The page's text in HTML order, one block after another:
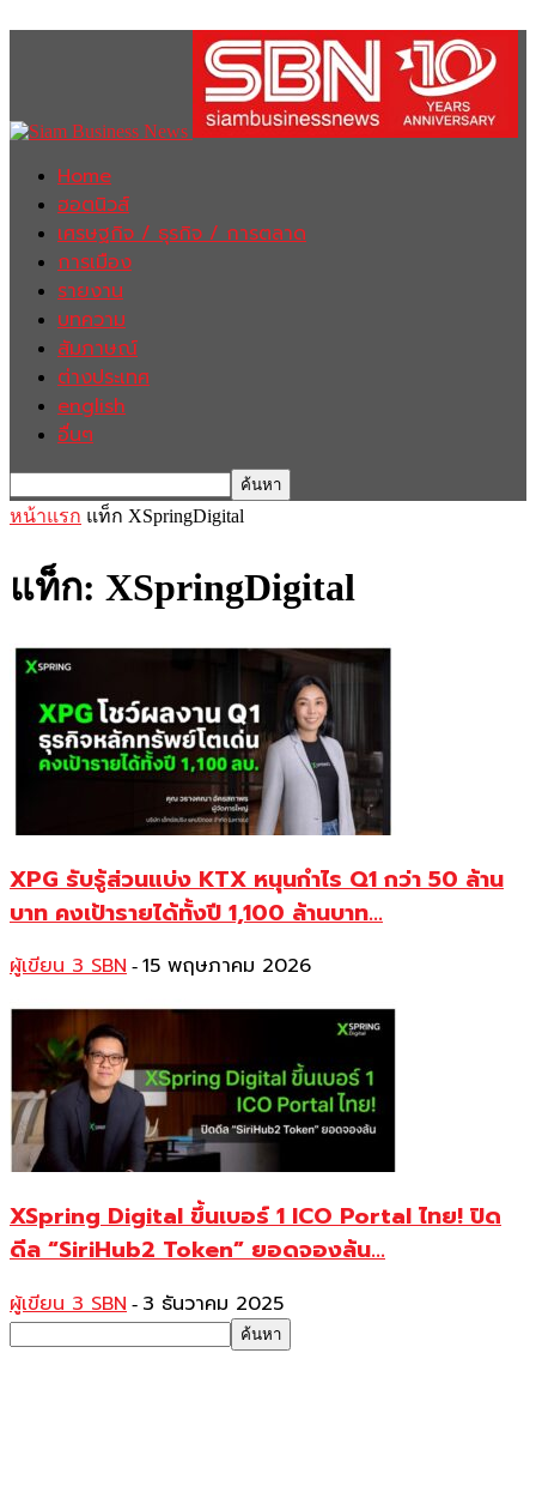
Home
ฮอตนิวส์
เศรษฐกิจ / ธุรกิจ / การตลาด
การเมือง
รายงาน
บทความ
สัมภาษณ์
ต่างประเทศ
english
อื่นๆ
หน้าแรก แท็ก XSpringDigital
แท็ก: XSpringDigital
XPG รับรู้ส่วนแบ่ง KTX หนุนกำไร Q1 กว่า 50 ล้าน
บาท คงเป้ารายได้ทั้งปี 1,100 ล้านบาท...
ผู้เขียน 3 SBN - 15 พฤษภาคม 2026
XSpring Digital ขึ้นเบอร์ 1 ICO Portal ไทย! ปิด
ดีล “SiriHub2 Token” ยอดจองล้น...
ผู้เขียน 3 SBN - 3 ธันวาคม 2025